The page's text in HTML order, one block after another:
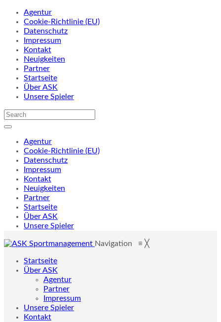
Agentur
Cookie-Richtlinie (EU)
Datenschutz
Impressum
Kontakt
Neuigkeiten
Partner
Startseite
Über ASK
Unsere Spieler
Agentur
Cookie-Richtlinie (EU)
Datenschutz
Impressum
Kontakt
Neuigkeiten
Partner
Startseite
Über ASK
Unsere Spieler
Navigation ≡ ╳
Startseite
Über ASK
Agentur
Partner
Impressum
Unsere Spieler
Kontakt